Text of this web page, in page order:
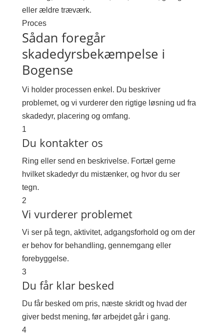
eller ældre træværk.
Proces
Sådan foregår
skadedyrsbekæmpelse i
Bogense
Vi holder processen enkel. Du beskriver
problemet, og vi vurderer den rigtige løsning ud fra
skadedyr, placering og omfang.
1
Du kontakter os
Ring eller send en beskrivelse. Fortæl gerne
hvilket skadedyr du mistænker, og hvor du ser
tegn.
2
Vi vurderer problemet
Vi ser på tegn, aktivitet, adgangsforhold og om der
er behov for behandling, gennemgang eller
forebyggelse.
3
Du får klar besked
Du får besked om pris, næste skridt og hvad der
giver bedst mening, før arbejdet går i gang.
4